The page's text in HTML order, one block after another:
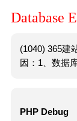
Database
(1040) 365建
因：1、数据
PHP Debug